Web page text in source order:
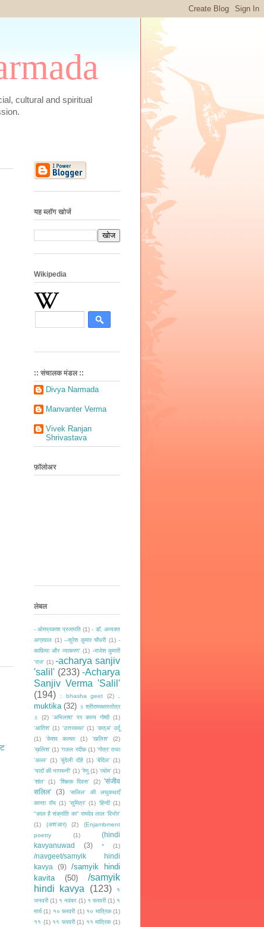
cultural and spiritual
यह ब्लॉग खोजें
Wikipedia
:: संचालक मंडल ::
Divya Narmada
Manvanter Verma
Vivek Ranjan
Shrivastava
फ़ॉलोअर
लेबल
- ओमप्रकाश प्रजापति (1) - डॉ. अव्यक्त
अग्रवाल (1) --सुरेश कुमार चौधरी (1) -
काफ़िया और व्याकरण' (1) -राजेश कुमारी
‘राज‘ (1) -acharya sanjiv
'salil' (233) -Acharya
Sanjiv Verma 'Salil'
(194)
: bhasha geet (2)
muktika (32)
॥ श्रीरामरक्षास्तोत्र
॥
(2) 'अभिलाषा' पर काव्य गोष्ठी (1)
'आतिश' (1) 'उत्तरकथा' (1) 'कत्अ' उर्दू
(1)
'केशव कल्चर (1) 'खलिश'
(2)
’ख़लिश' (1) 'गज़ल रदीफ़ (1) 'गोत्र' तथा
'अल्ल' (1) 'बुंदेली दोहे (1) 'बेदिल' (1)
‘यादों की नागफनी’ (1) 'रेणु (1) 'व्योम' (1)
'शांत' (1) 'शिक्षक दिवस' (2) 'संजीव
सलिल'
(3)
'सलिल' की लघुकथाएँ
कान्ता रॉय (1) 'सुमित्र' (1) ‘हिन्दी (1)
"काल है संक्रांति का" रामदेव लाल 'विभोर'
(1)
(अश'आर) (2)
(Enjambment
poetry
(1)
(hindi
kavyanuwad
(3) * (1)
/navgeet/samyik hindi
kavya
(9)
/samyik hindi
kavita
(50)
/samyik
hindi kavya
(123)
१
जनवरी (1) १ नवंबर (1) १ फरवरी (1) १
मार्च (1) १० फरवरी (1) १० मात्रिक (1)
११ (1) ११ फरवरी (1) ११ मात्रिक (1)